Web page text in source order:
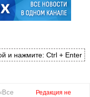
и нажмите: Ctrl + Enter
Редакция не